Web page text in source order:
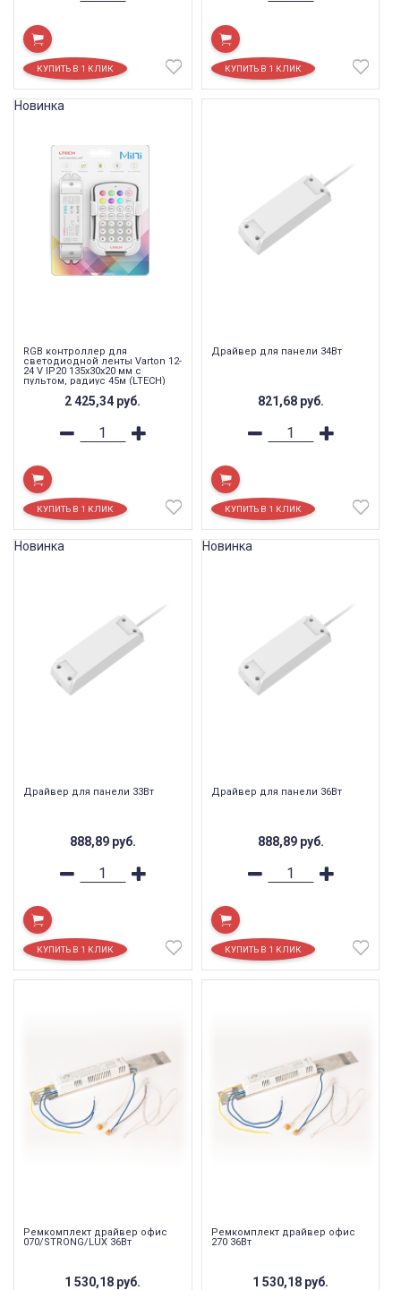
RGB контроллер для
светодиодной ленты Varton 12-
24 V IP20 135x30x20 мм c
пультом, радиус 45м (LTECH)
2 425,34 руб.
Новинка
Драйвер для панели 34Вт
821,68 руб.
Драйвер для панели 33Вт
888,89 руб.
Новинка
Драйвер для панели 36Вт
888,89 руб.
Новинка
Ремкомплект драйвер офис
070/STRONG/LUX 36Вт
1 530,18 руб.
Ремкомплект драйвер офис
270 36Вт
1 530,18 руб.